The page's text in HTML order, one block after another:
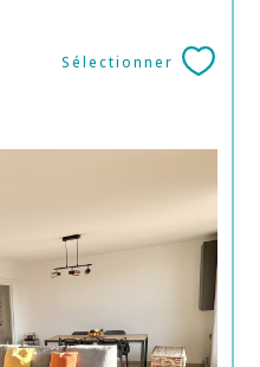
Sélectionner